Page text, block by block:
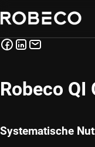
Robeco QI
Systematische